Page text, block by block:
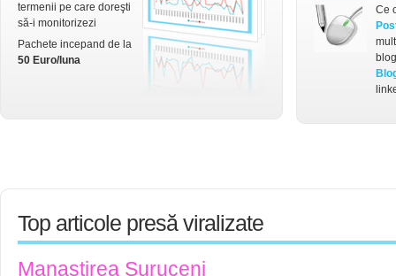
termenii pe care doreşti
să-i monitorizezi
Pachete incepand de la
50 Euro/luna
Ce
Top articole presă viralizate
Manastirea Suruceni